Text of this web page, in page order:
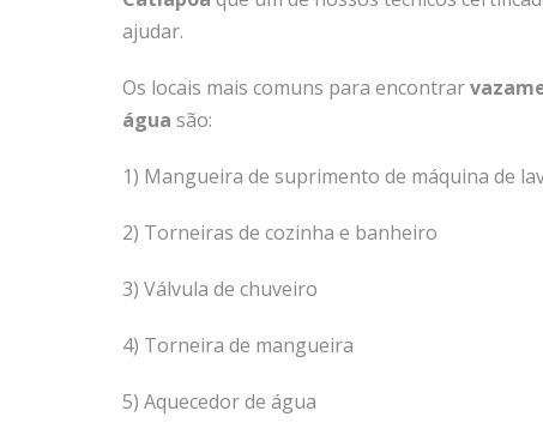
ajudar.
Os locais mais comuns para encontrar
água são:
1) Mangueira de suprimento de máquina de
2) Torneiras de cozinha e banheiro
3) Válvula de chuveiro
4) Torneira de mangueira
5) Aquecedor de água